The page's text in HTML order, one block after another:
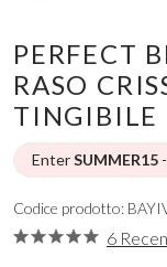
PERFECT
RASO
TINGIBILE
EnterSUMMER15 -
Codice prodotto:
6